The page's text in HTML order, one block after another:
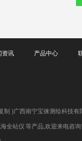
资讯 产品中心
制 )广西南宁宝徕测绘科技有
全站仪 等产品,欢迎来电咨询!